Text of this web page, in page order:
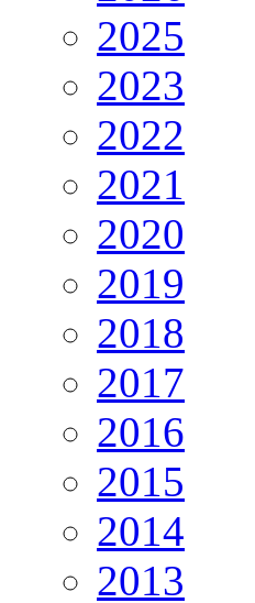
2025
2023
2022
2021
2020
2019
2018
2017
2016
2015
2014
2013